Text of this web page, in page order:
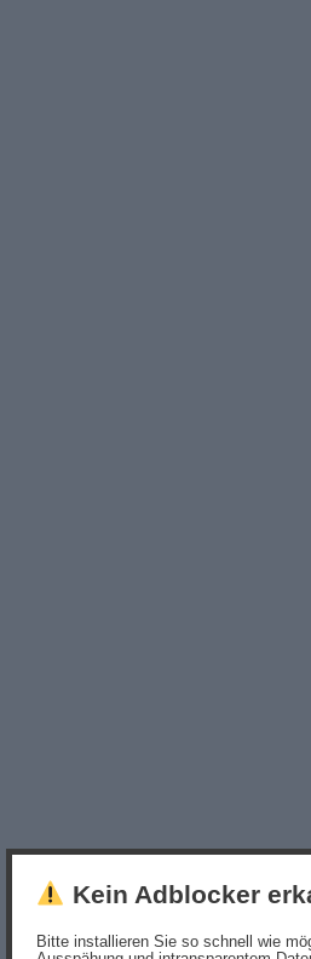
Kein Adblocker
Bitte installieren Sie so schnell wie